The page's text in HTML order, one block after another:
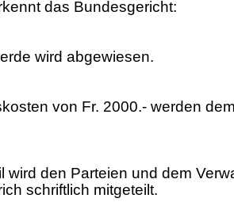
das Bundesgericht:
wird abgewiesen.
von Fr. 2000.- werden
wird den Parteien und dem
schriftlich mitgeteilt.